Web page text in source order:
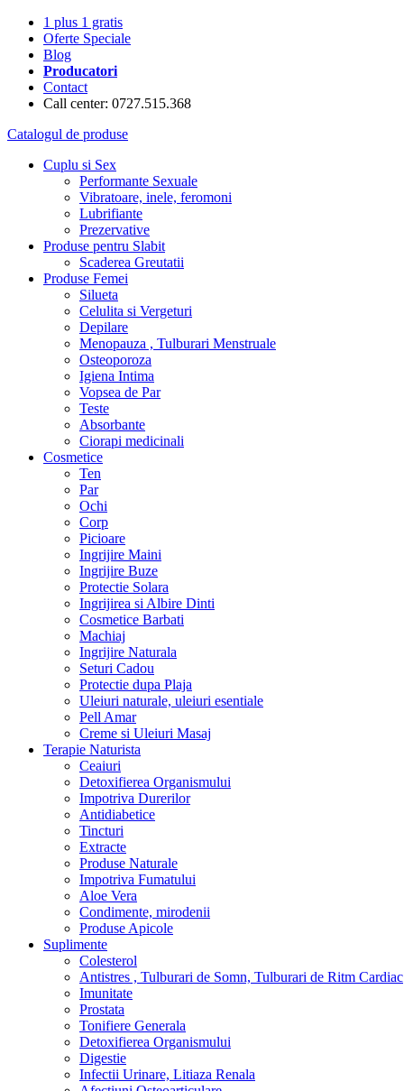
1 plus 1 gratis
Oferte Speciale
Blog
Producatori
Contact
Call center: 0727.515.368
Catalogul de produse
Cuplu si Sex
Performante Sexuale
Vibratoare, inele, feromoni
Lubrifiante
Prezervative
Produse pentru Slabit
Scaderea Greutatii
Produse Femei
Silueta
Celulita si Vergeturi
Depilare
Menopauza , Tulburari Menstruale
Osteoporoza
Igiena Intima
Vopsea de Par
Teste
Absorbante
Ciorapi medicinali
Cosmetice
Ten
Par
Ochi
Corp
Picioare
Ingrijire Maini
Ingrijire Buze
Protectie Solara
Ingrijirea si Albire Dinti
Cosmetice Barbati
Machiaj
Ingrijire Naturala
Seturi Cadou
Protectie dupa Plaja
Uleiuri naturale, uleiuri esentiale
Pell Amar
Creme si Uleiuri Masaj
Terapie Naturista
Ceaiuri
Detoxifierea Organismului
Impotriva Durerilor
Antidiabetice
Tincturi
Extracte
Produse Naturale
Impotriva Fumatului
Aloe Vera
Condimente, mirodenii
Produse Apicole
Suplimente
Colesterol
Antistres , Tulburari de Somn, Tulburari de Ritm Cardiac
Imunitate
Prostata
Tonifiere Generala
Detoxifierea Organismului
Digestie
Infectii Urinare, Litiaza Renala